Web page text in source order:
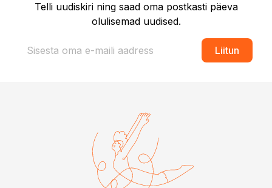
Telli uudiskiri ning saad oma postkasti päeva
olulisemad uudised.
Liitun